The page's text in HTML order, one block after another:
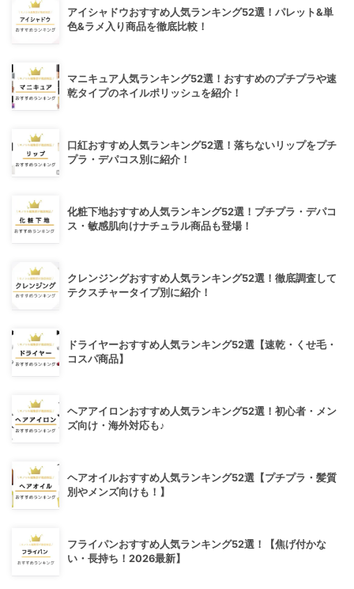
アイシャドウおすすめ人気ランキング52選！パレット&単
色&ラメ入り商品を徹底比較！
マニキュア人気ランキング52選！おすすめのプチプラや速
乾タイプのネイルポリッシュを紹介！
口紅おすすめ人気ランキング52選！落ちないリップをプチ
プラ・デパコス別に紹介！
化粧下地おすすめ人気ランキング52選！プチプラ・デパコ
ス・敏感肌向けナチュラル商品も登場！
クレンジングおすすめ人気ランキング52選！徹底調査して
テクスチャータイプ別に紹介！
ドライヤーおすすめ人気ランキング52選【速乾・くせ毛・
コスパ商品】
ヘアアイロンおすすめ人気ランキング52選！初心者・メン
ズ向け・海外対応も♪
ヘアオイルおすすめ人気ランキング52選【プチプラ・髪質
別やメンズ向けも！】
フライパンおすすめ人気ランキング52選！【焦げ付かな
い・長持ち！2026最新】